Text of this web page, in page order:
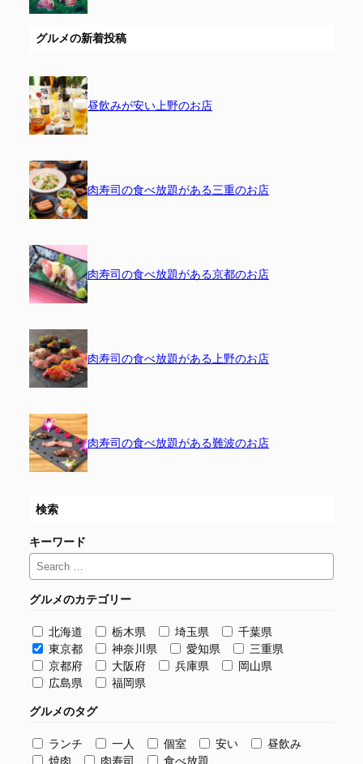
グルメの新着投稿
昼飲みが安い上野のお店
肉寿司の食べ放題がある三重のお店
肉寿司の食べ放題がある京都のお店
肉寿司の食べ放題がある上野のお店
肉寿司の食べ放題がある難波のお店
検索
キーワード
グルメのカテゴリー
北海道 栃木県 埼玉県
千葉県
東京都
神奈川県 愛知県
三重県
京都府
大阪府 兵庫県
岡山県
広島県
福岡県
グルメのタグ
ランチ 一人 個室 安い
昼飲み
焼肉
肉寿司 食べ放題